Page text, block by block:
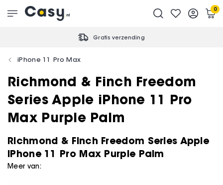
Gratis verzending
0
iPhone 11 Pro Max
Richmond & Finch Freedom
Series Apple iPhone 11 Pro
Max Purple Palm
Richmond & Finch Freedom Series Apple
iPhone 11 Pro Max Purple Palm
Meer van: